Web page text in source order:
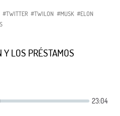
#TWITTER #TWILON #MUSK #ELON
Y LOS PRÉSTAMOS